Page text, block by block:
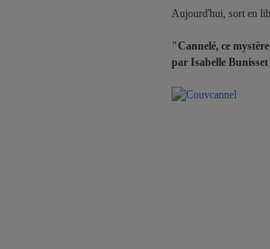
Aujourd'hui, sort en
"Cannelé, ce
par Isabelle Bunisset